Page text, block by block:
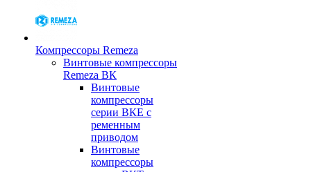
Компрессоры Remeza
Винтовые компрессоры
Remeza ВК
Винтовые
компрессоры
серии ВКЕ с
ременным
приводом
Винтовые
компрессоры